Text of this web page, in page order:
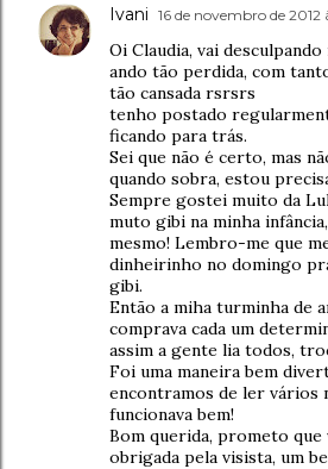
Ivani 16 de novembro de 2012
Oi Claudia, vai desculpando
ando tão perdida, com
tão cansada rsrsrs
tenho postado
ficando para trás.
Sei que não é certo, mas
quando sobra, estou
Sempre gostei muito da
muto gibi na minha
mesmo! Lembro-me que
dinheirinho no domingo
gibi.
Então a miha turminha de
comprava cada um
assim a gente lia todos,
Foi uma maneira bem
encontramos de ler vários
funcionava bem!
Bom querida, prometo que
obrigada pela visista, um